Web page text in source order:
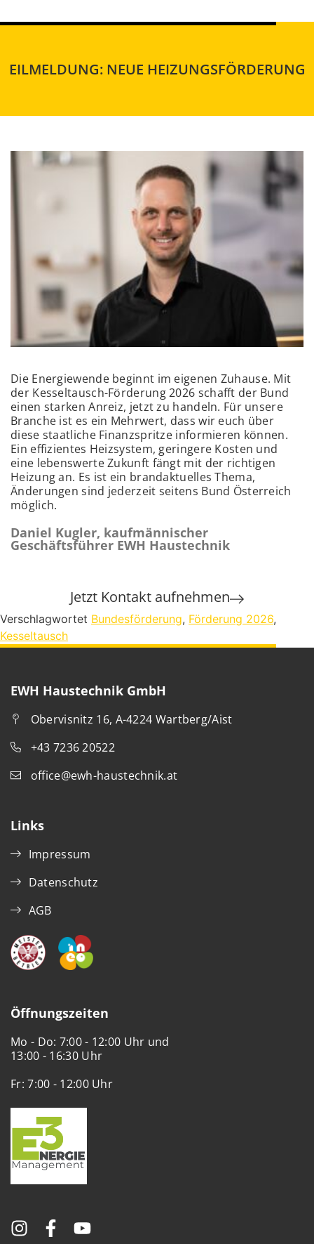
EILMELDUNG: NEUE HEIZUNGSFÖRDERUNG
Die Energiewende beginnt im eigenen Zuhause. Mit
der Kesseltausch-Förderung 2026 schafft der Bund
einen starken Anreiz, jetzt zu handeln. Für unsere
Branche ist es ein Mehrwert, dass wir euch über
diese staatliche Finanzspritze informieren können.
Ein effizientes Heizsystem, geringere Kosten und
eine lebenswerte Zukunft fängt mit der richtigen
Heizung an. Es ist ein brandaktuelles Thema,
Änderungen sind jederzeit seitens Bund Österreich
möglich.
Daniel Kugler, kaufmännischer
Geschäftsführer EWH Haustechnik
Jetzt Kontakt aufnehmen
Verschlagwortet Bundesförderung, Förderung 2026,
Kesseltausch
EWH Haustechnik GmbH
Obervisnitz 16, A-4224 Wartberg/Aist
+43 7236 20522
office@ewh-haustechnik.at
Links
Impressum
Datenschutz
AGB
Öffnungszeiten
Mo - Do: 7:00 - 12:00 Uhr und
13:00 - 16:30 Uhr
Fr: 7:00 - 12:00 Uhr